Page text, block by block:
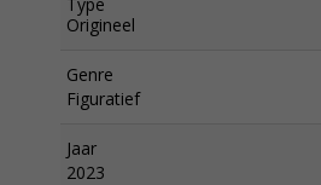
Origineel
Genre
Figuratief
Jaar
2023